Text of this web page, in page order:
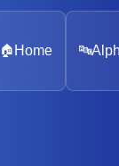
🏠 Home 🔤